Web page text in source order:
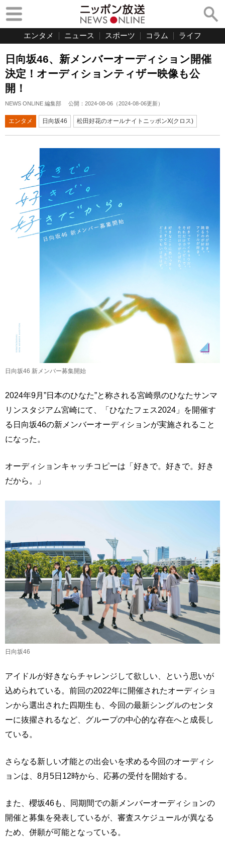
エンタメ ニュース スポーツ コラム ライフ
日向坂46、新メンバーオーディション開催
決定！オーディションティザー映像も公
開！
NEWS ONLINE 編集部 公開： 2024-08-06 （2024-08-06更新）
エンタメ 日向坂46 松田好花のオールナイトニッポンX(クロス)
日向坂46 新メンバー募集開始
2024年9月”日本のひなた”と称される宮崎県のひなたサンマ
リンスタジアム宮崎にて、「ひなたフェス2024」を開催す
る日向坂46の新メンバーオーディションが実施されること
になった。
オーディションキャッチコピーは「好きで。好きで。好き
だから。」
日向坂46
アイドルが好きならチャレンジして欲しい、という思いが
込められている。前回の2022年に開催されたオーディショ
ンから選出された四期生も、今回の最新シングルのセンタ
ーに抜擢されるなど、グループの中心的な存在へと成長し
ている。
さらなる新しい才能との出会いを求める今回のオーディシ
ョンは、8月5日12時から、応募の受付を開始する。
また、櫻坂46も、同期間での新メンバーオーディションの
開催と募集を発表しているが、審査スケジュールが異なる
ため、併願が可能となっている。